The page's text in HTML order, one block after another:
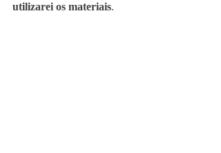
utilizarei os materiais.